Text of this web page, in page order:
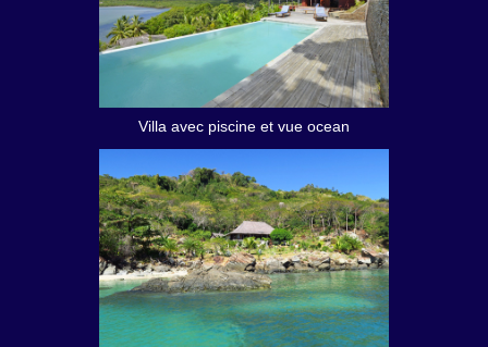
Villa avec piscine et vue ocean